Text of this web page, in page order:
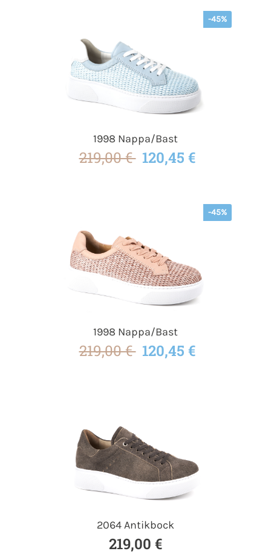
-45%
1998 Nappa/Bast
219,00 € 120,45 €
-45%
1998 Nappa/Bast
219,00 € 120,45 €
2064 Antikbock
219,00 €